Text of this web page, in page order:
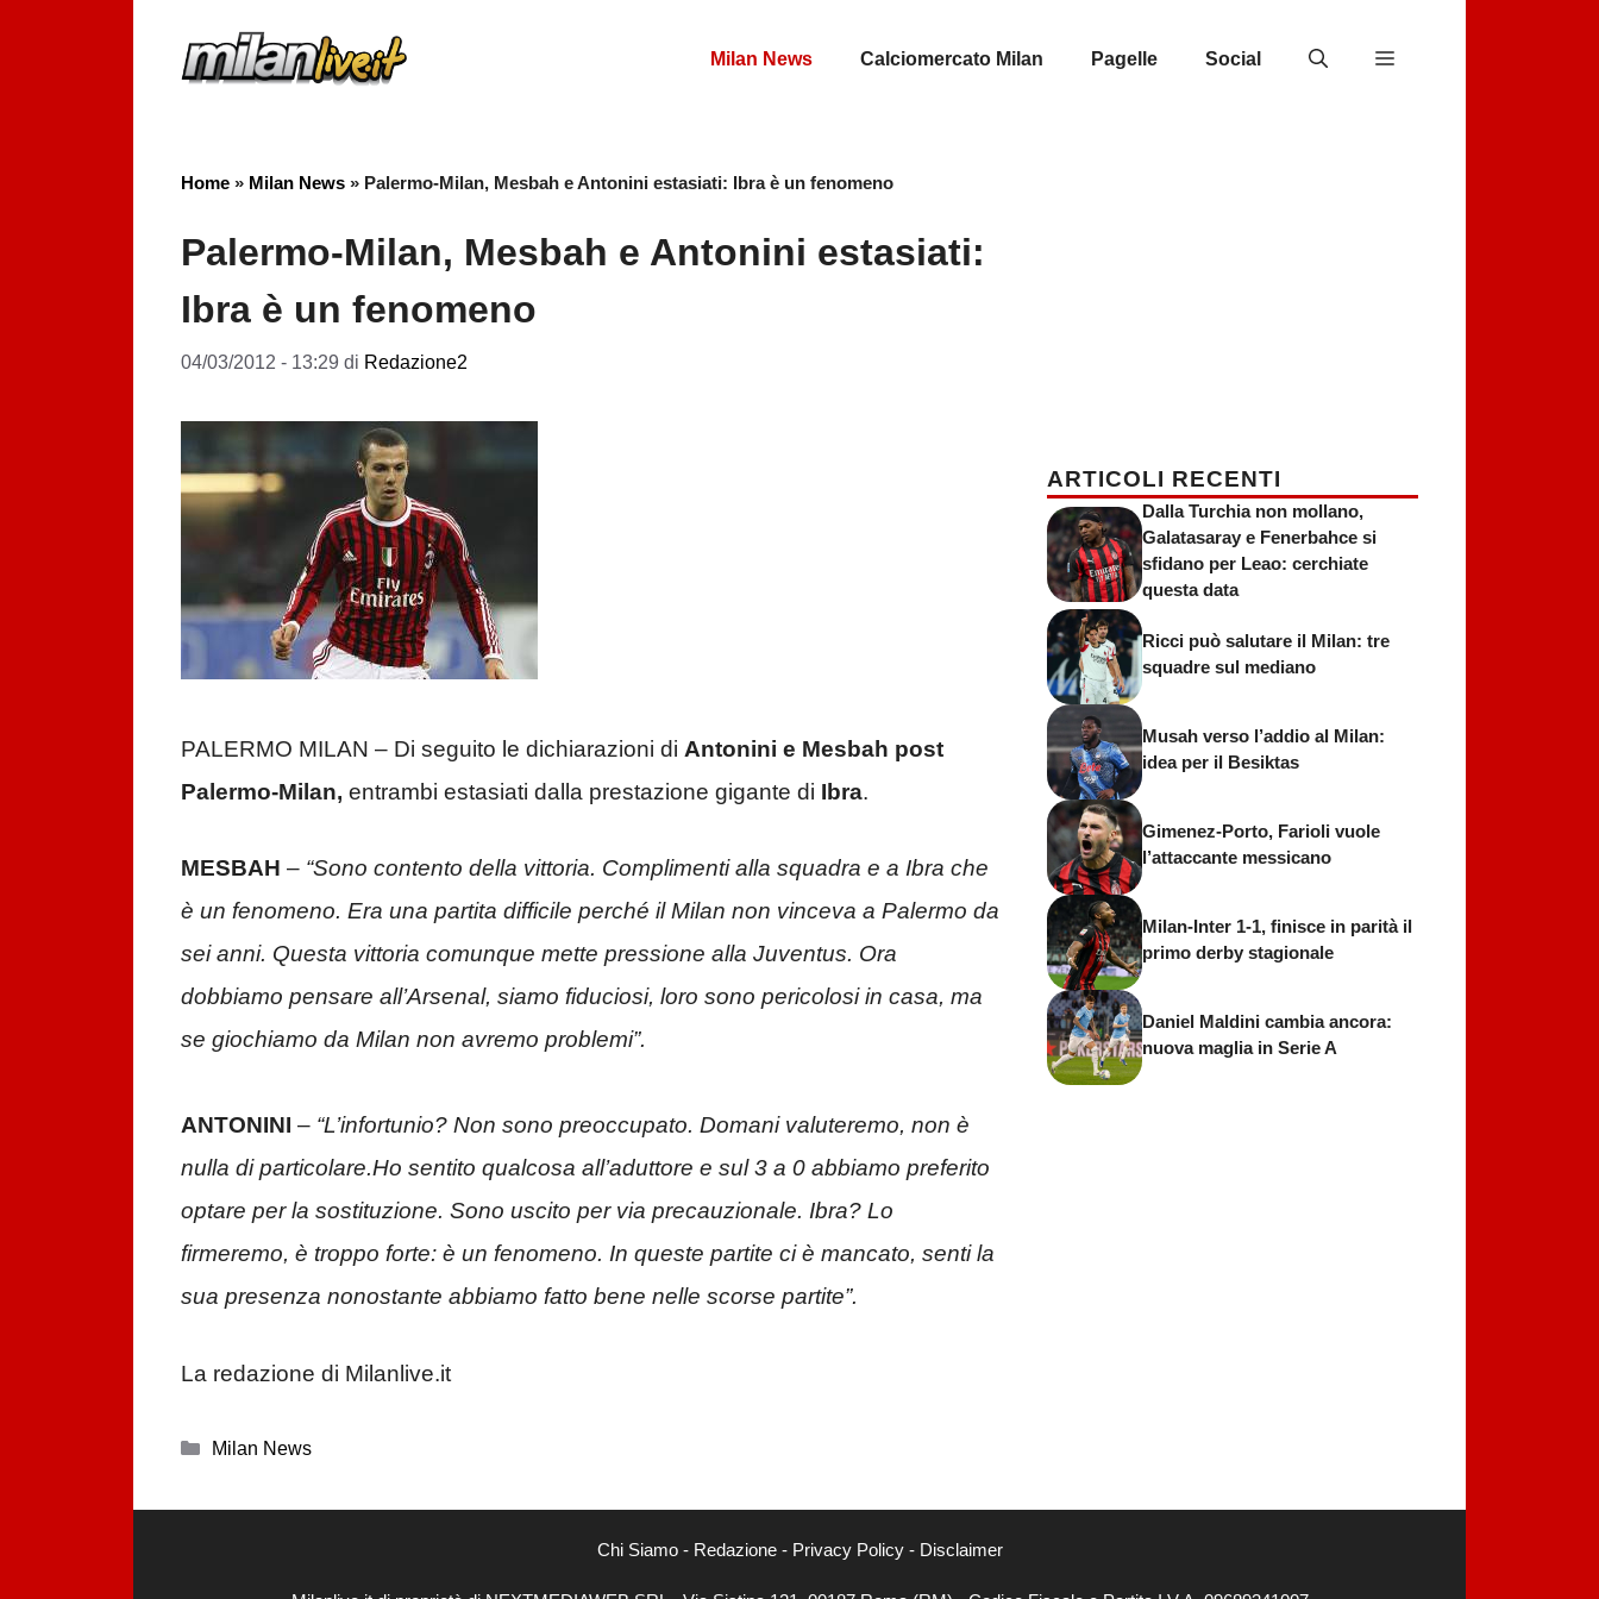
Milan News Calciomercato Milan Pagelle Social
Home » Milan News » Palermo-Milan, Mesbah e Antonini estasiati: Ibra è un fenomeno
Palermo-Milan, Mesbah e Antonini estasiati:
Ibra è un fenomeno
04/03/2012 - 13:29 di Redazione2
PALERMO MILAN – Di seguito le dichiarazioni di Antonini e Mesbah post
Palermo-Milan, entrambi estasiati dalla prestazione gigante di Ibra.
MESBAH – “Sono contento della vittoria. Complimenti alla squadra e a Ibra che
è un fenomeno. Era una partita difficile perché il Milan non vinceva a Palermo da
sei anni. Questa vittoria comunque mette pressione alla Juventus. Ora
dobbiamo pensare all’Arsenal, siamo fiduciosi, loro sono pericolosi in casa, ma
se giochiamo da Milan non avremo problemi”.
ANTONINI – “L’infortunio? Non sono preoccupato. Domani valuteremo, non è
nulla di particolare.Ho sentito qualcosa all’aduttore e sul 3 a 0 abbiamo preferito
optare per la sostituzione. Sono uscito per via precauzionale. Ibra? Lo
firmeremo, è troppo forte: è un fenomeno. In queste partite ci è mancato, senti la
sua presenza nonostante abbiamo fatto bene nelle scorse partite”.
La redazione di Milanlive.it
Categorie
Milan News
ARTICOLI RECENTI
Dalla Turchia non mollano,
Galatasaray e Fenerbahce si
sfidano per Leao: cerchiate
questa data
Ricci può salutare il Milan: tre
squadre sul mediano
Musah verso l’addio al Milan:
idea per il Besiktas
Gimenez-Porto, Farioli vuole
l’attaccante messicano
Milan-Inter 1-1, finisce in parità il
primo derby stagionale
Daniel Maldini cambia ancora:
nuova maglia in Serie A
Chi Siamo- Redazione- Privacy Policy- Disclaimer